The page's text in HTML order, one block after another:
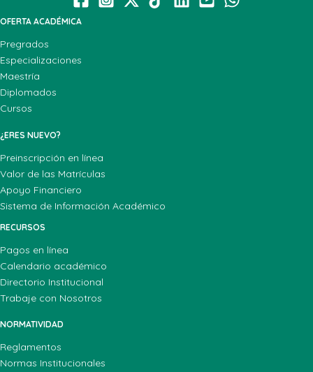
OFERTA ACADÉMICA
Pregrados
Especializaciones
Maestría
Diplomados
Cursos
¿ERES NUEVO?
Preinscripción en línea
Valor de las Matrículas
Apoyo Financiero
Sistema de Información Académico
RECURSOS
Pagos en línea
Calendario académico
Directorio Institucional
Trabaje con Nosotros
NORMATIVIDAD
Reglamentos
Normas Institucionales